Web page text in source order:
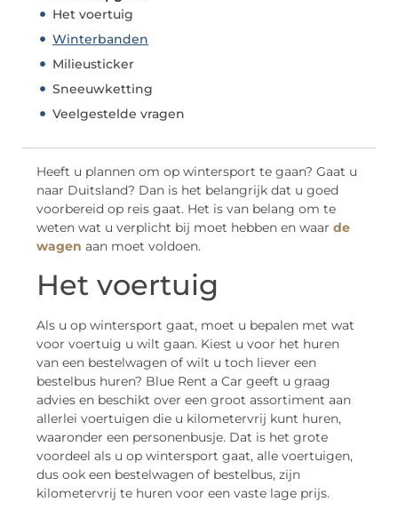
Het voertuig
Winterbanden
Milieusticker
Sneeuwketting
Veelgestelde vragen
Heeft u plannen om op wintersport te gaan? Gaat u
naar Duitsland? Dan is het belangrijk dat u goed
voorbereid op reis gaat. Het is van belang om te
weten wat u verplicht bij moet hebben en waar de
wagen aan moet voldoen.
Het voertuig
Als u op wintersport gaat, moet u bepalen met wat
voor voertuig u wilt gaan. Kiest u voor het huren
van een bestelwagen of wilt u toch liever een
bestelbus huren? Blue Rent a Car geeft u graag
advies en beschikt over een groot assortiment aan
allerlei voertuigen die u kilometervrij kunt huren,
waaronder een personenbusje. Dat is het grote
voordeel als u op wintersport gaat, alle voertuigen,
dus ook een bestelwagen of bestelbus, zijn
kilometervrij te huren voor een vaste lage prijs.